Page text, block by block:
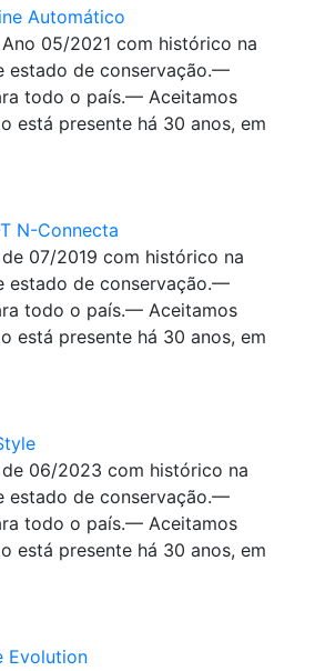
Automático
05/2021 com histórico na
estado de conservação.—
todo o país.— Aceitamos
está presente há 30 anos, em
N-Connecta
07/2019 com histórico na
estado de conservação.—
todo o país.— Aceitamos
está presente há 30 anos, em
06/2023 com histórico na
estado de conservação.—
todo o país.— Aceitamos
está presente há 30 anos, em
Evolution